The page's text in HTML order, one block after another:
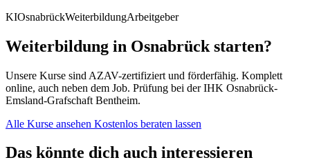
KIOsnabrückWeiterbildungArbeitgeber
Weiterbildung in Osnabrück starten?
Unsere Kurse sind AZAV-zertifiziert und förderfähig. Komplett
online, auch neben dem Job. Prüfung bei der IHK Osnabrück-
Emsland-Grafschaft Bentheim.
Alle Kurse ansehen Kostenlos beraten lassen
Das könnte dich auch interessieren